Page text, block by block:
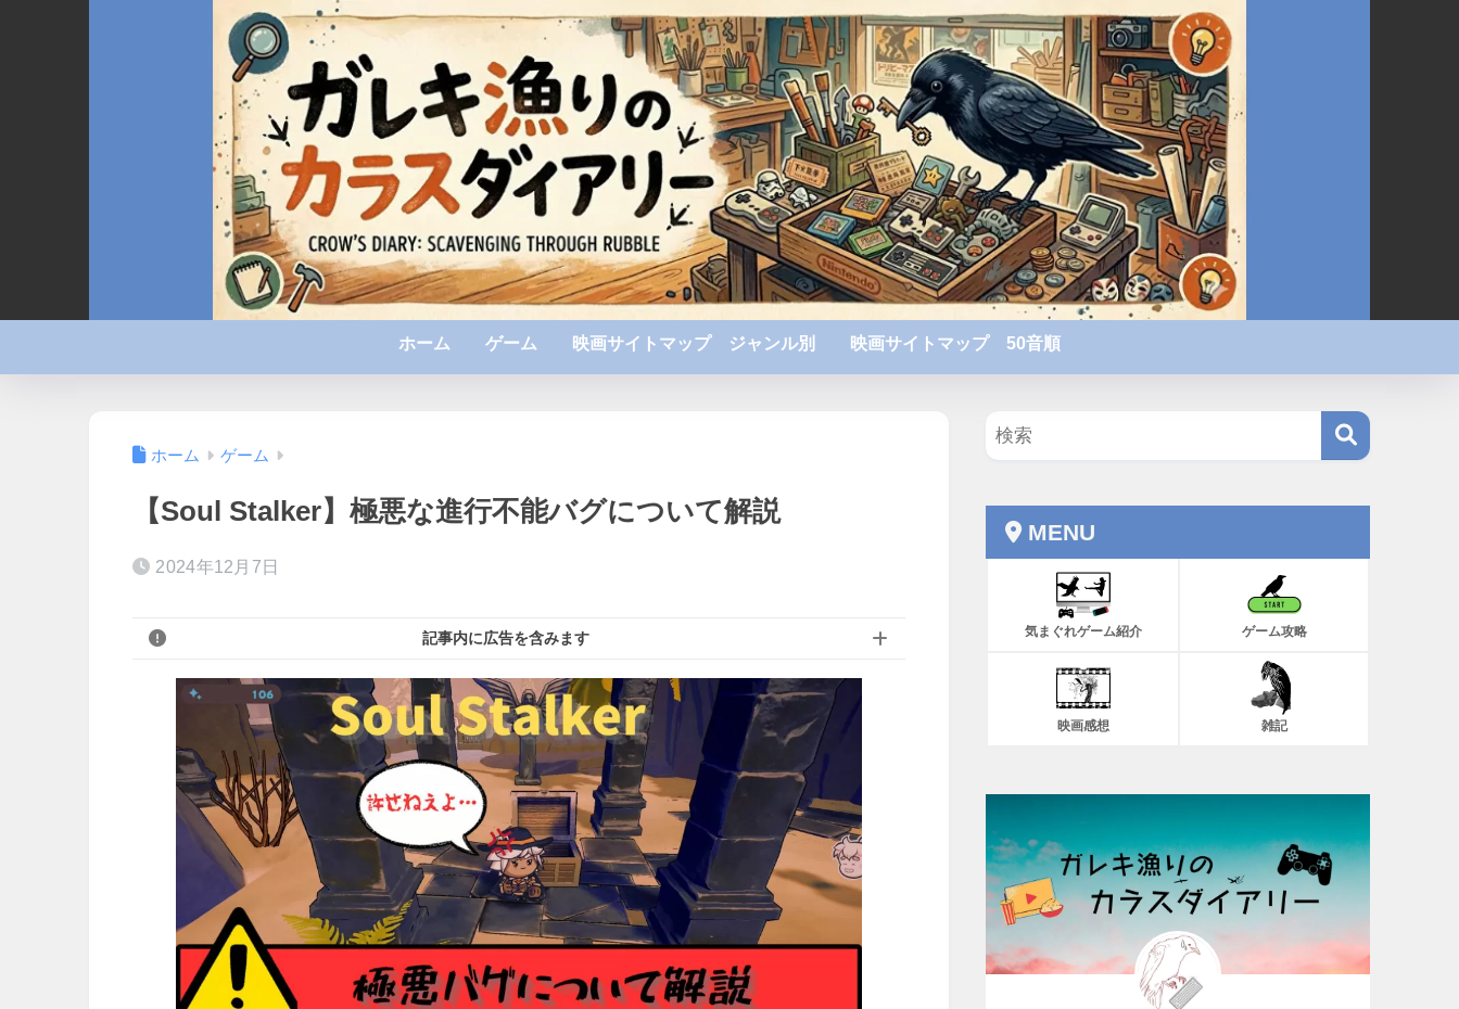
ホーム ゲーム 映画サイトマップ ジャンル別 映画サイトマップ 50音順
ホーム ゲーム
【Soul Stalker】極悪な進行不能バグについて解説
2024年12月7日
記事内に広告を含みます
MENU
気まぐれゲーム紹介 ゲーム攻略
映画感想 雑記